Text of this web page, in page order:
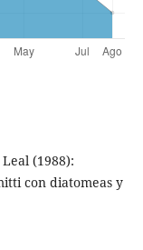
(1988):
con diatomeas y